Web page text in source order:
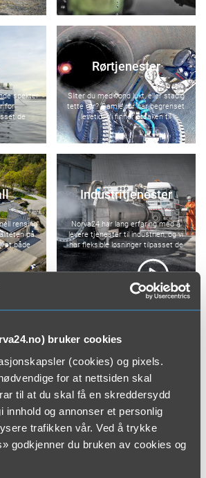
bruker cookies
(cookies) og pixels.
for at nettsiden skal
til at du skal få en skreddersydd
innhold og annonser et personlig
trafikken vår. Ved å trykke
godkjenner du bruken av cookies og
spekter
for
de
i
Rørtjenester
Sliter du med vond lukt, eller stadig
tette rør? Gamle rør har begrenset
levetid. Vi finner årsaken til
problemene, og hjelper deg å fikse
det.
rensing
på
at både
Industritjenester
Norva24 har lang erfaring med å
levere tjenester til industrien, og vi
har fleksible løsninger tilpasset de
fleste bedrifter – store som små.